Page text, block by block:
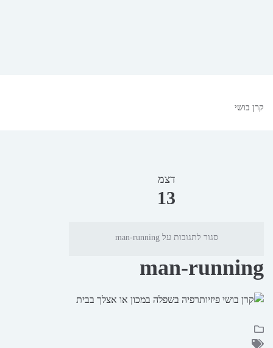
קרן בושי
דצמ
13
סגור לתגובות על man-running
man-running